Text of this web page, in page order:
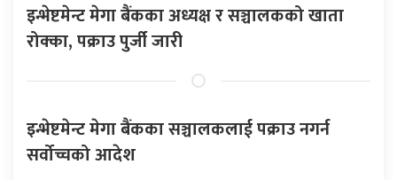
इन्भेष्टमेन्ट मेगा बैंकका अध्यक्ष र सञ्चालकको खाता
रोक्का, पक्राउ पुर्जी जारी
इन्भेष्टमेन्ट मेगा बैंकका सञ्चालकलाई पक्राउ नगर्न
सर्वोच्चको आदेश